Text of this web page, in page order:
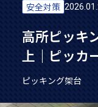
安全対策
高所ピッキ
上｜ピッカ
ピッキング架台